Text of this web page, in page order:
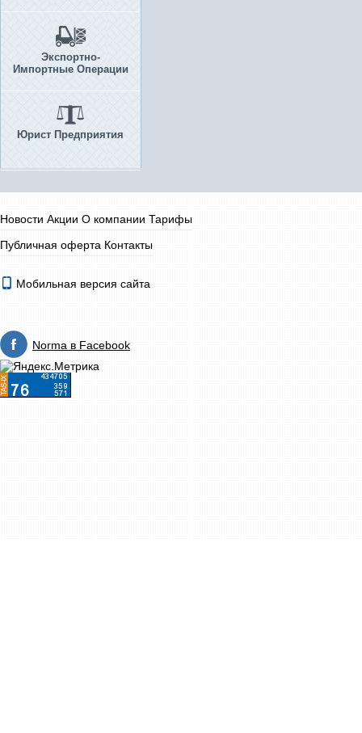
Экспортно-
Импортные Операции
Юрист Предприятия
Новости Акции О компании Тарифы
Публичная оферта Контакты
Мобильная версия сайта
Norma в Facebook